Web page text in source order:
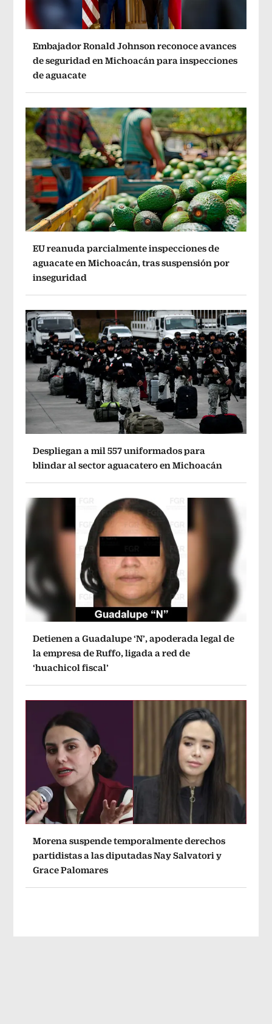
Embajador Ronald Johnson reconoce avances
de seguridad en Michoacán para inspecciones
de aguacate
EU reanuda parcialmente inspecciones de
aguacate en Michoacán, tras suspensión por
inseguridad
Despliegan a mil 557 uniformados para
blindar al sector aguacatero en Michoacán
Detienen a Guadalupe ‘N’, apoderada legal de
la empresa de Ruffo, ligada a red de
‘huachicol fiscal’
Morena suspende temporalmente derechos
partidistas a las diputadas Nay Salvatori y
Grace Palomares